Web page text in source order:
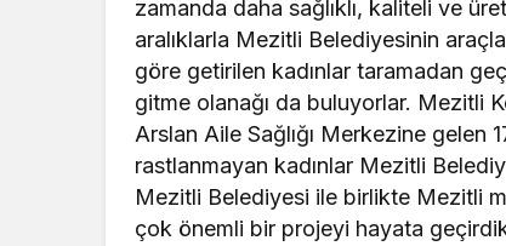
zamanda daha sağlıklı, kaliteli ve
aralıklarla Mezitli Belediyesinin
göre getirilen kadınlar taramadan
gitme olanağı da buluyorlar. Mezitli
Arslan Aile Sağlığı Merkezine gelen
rastlanmayan kadınlar Mezitli
Mezitli Belediyesi ile birlikte Mezitli
çok önemli bir projeyi hayata